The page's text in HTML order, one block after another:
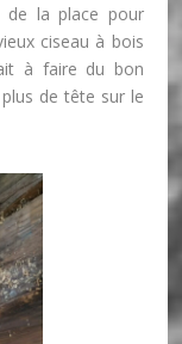
de la place pour
ciseau à bois
à faire du bon
de tête sur le